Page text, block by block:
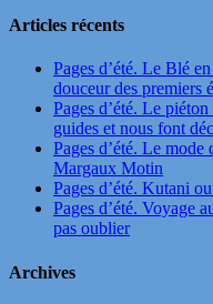
Articles récents
Pages d’été. Le Blé
douceur des premiers
Pages d’été. Le
guides et nous font
Pages d’été. Le mode
Margaux Motin
Pages d’été. Kutani
Pages d’été. Voyage
pas oublier
Archives